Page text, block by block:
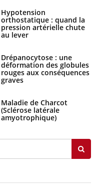
Hypotension
orthostatique : quand la
pression artérielle chute
au lever
Drépanocytose : une
déformation des globules
rouges aux conséquences
graves
Maladie de Charcot
(Sclérose latérale
amyotrophique)